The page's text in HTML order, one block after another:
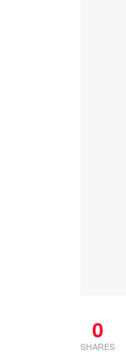
0
SHARES